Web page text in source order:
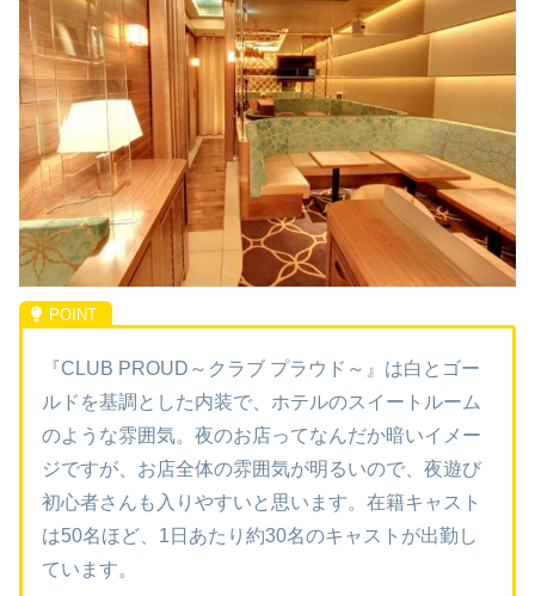
『CLUB PROUD～クラブ プラウド～』は白とゴー
ルドを基調とした内装で、ホテルのスイートルーム
のような雰囲気。夜のお店ってなんだか暗いイメー
ジですが、お店全体の雰囲気が明るいので、夜遊び
初心者さんも入りやすいと思います。在籍キャスト
は50名ほど、1日あたり約30名のキャストが出勤し
ています。